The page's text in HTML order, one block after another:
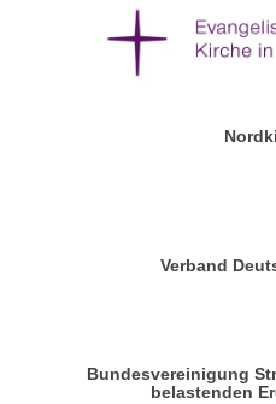
Verband
Bundesvereinigung
belastenden